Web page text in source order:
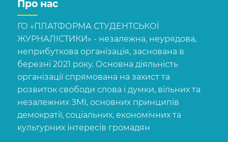
Про нас
ГО «ПЛАТФОРМА СТУДЕНТСЬКОЇ
ЖУРНАЛІСТИКИ» - незалежна, неурядова,
неприбуткова організація, заснована в
березні 2021 року. Основна діяльність
організації спрямована на захист та
розвиток свободи слова і думки, вільних та
незалежних ЗМІ, основних принципів
демократії, соціальних, економічних та
культурних інтересів громадян